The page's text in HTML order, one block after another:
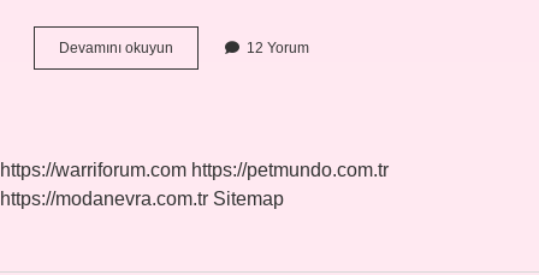
Devamını okuyun
Ceosu
12 Yorum
https://warriforum.com https://petmundo.com.tr
https://modanevra.com.tr Sitemap